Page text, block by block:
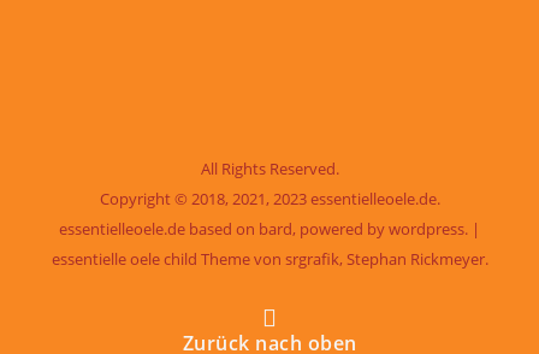
All Rights Reserved.
Copyright © 2018, 2021, 2023 essentielleoele.de.
essentielleoele.de based on bard, powered by wordpress. |
essentielle oele child Theme von srgrafik, Stephan Rickmeyer.
Zurück nach oben